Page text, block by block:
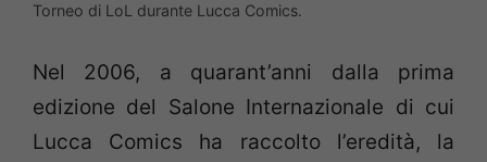
Torneo di LoL durante Lucca Comics.
Nel 2006, a quarant’anni dalla prima
edizione del Salone Internazionale di cui
Lucca Comics ha raccolto l’eredità, la